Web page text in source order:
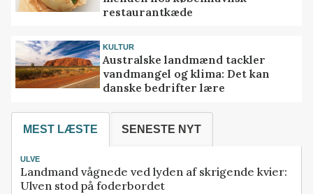
restaurantkæde
KULTUR
Australske landmænd tackler
vandmangel og klima: Det kan
danske bedrifter lære
MEST LÆSTE SENESTE NYT
ULVE
Landmand vågnede ved lyden af skrigende kvier:
Ulven stod på foderbordet